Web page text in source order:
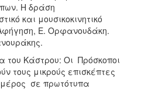
Η δράση
και μουσικοκινητικό
Ε. Ορφανουδάκη.
του Κάστρου: Οι Πρόσκοποι
τους μικρούς επισκέπτες
σε πρωτότυπα